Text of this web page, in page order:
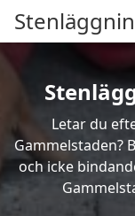
Letar du
Gammelstaden?
och icke